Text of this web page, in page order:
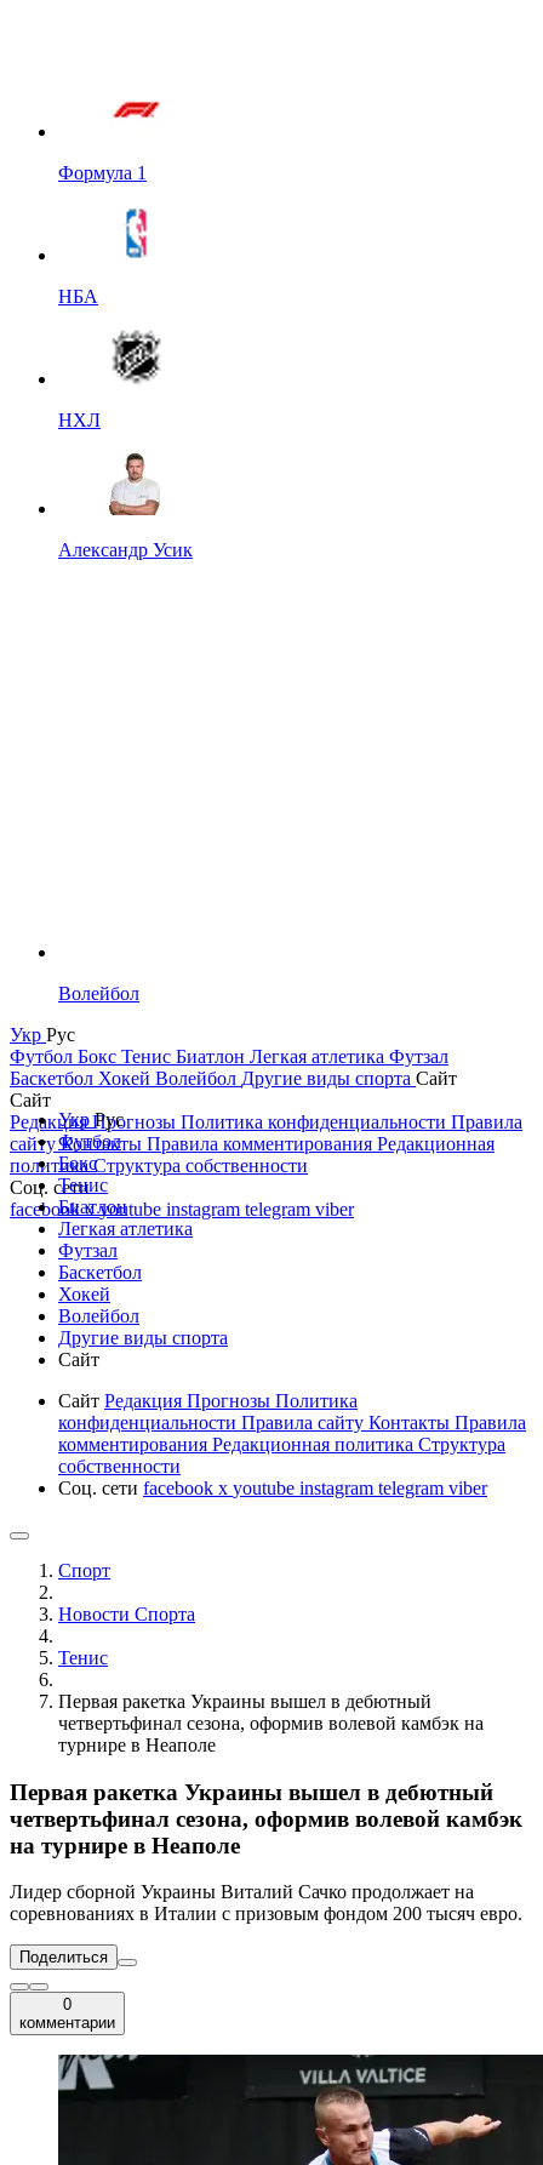
Формула 1
НБА
НХЛ
Александр Усик
Волейбол
Укр Рус
Футбол Бокс Тенис Биатлон Легкая атлетика Футзал
Баскетбол Хокей Волейбол Другие виды спорта Сайт
Сайт
РедакцияПрогнозы Политика конфиденциальности Правила
сайтуКонтакты Правила комментирования Редакционная
политикаСтруктура собственности
Соц. сети
facebookxyoutube instagram telegram viber
УкрРус
Футбол
Бокс
Тенис
Биатлон
Легкая атлетика
Футзал
Баскетбол
Хокей
Волейбол
Другие виды спорта
Сайт
Сайт Редакция Прогнозы Политика
конфиденциальности Правила сайту Контакты Правила
комментирования Редакционная политика Структура
собственности
Соц. сети facebook x youtube instagram telegram viber
Спорт
Новости Cпорта
Тенис
Первая ракетка Украины вышел в дебютный
четвертьфинал сезона, оформив волевой камбэк на
турнире в Неаполе
Первая ракетка Украины вышел в дебютный
четвертьфинал сезона, оформив волевой камбэк
на турнире в Неаполе
Лидер сборной Украины Виталий Сачко продолжает на
соревнованиях в Италии с призовым фондом 200 тысяч евро.
Поделиться
0
комментарии